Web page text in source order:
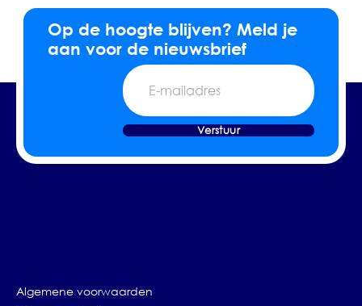
Op de hoogte blijven? Meld je
aan voor de nieuwsbrief
E-
mailadres
Verstuur
Algemene voorwaarden